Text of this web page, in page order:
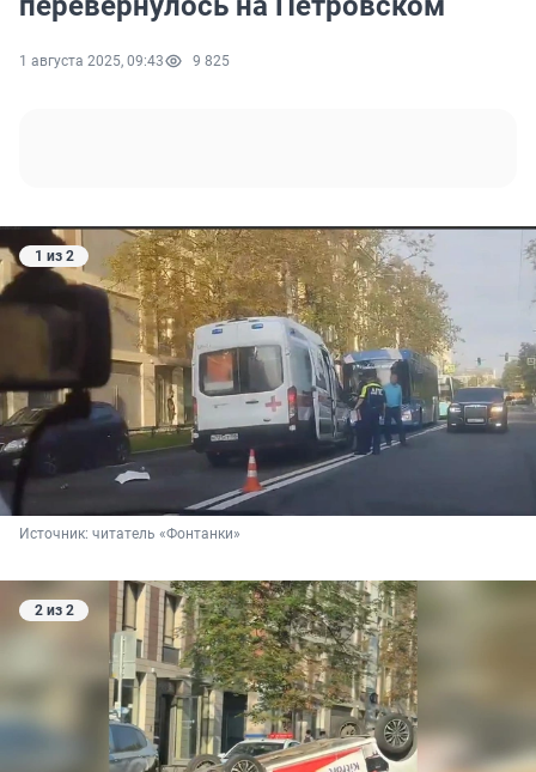
1 августа 2025, 09:43 9 825
1 из 2
Источник: читатель «Фонтанки»
2 из 2